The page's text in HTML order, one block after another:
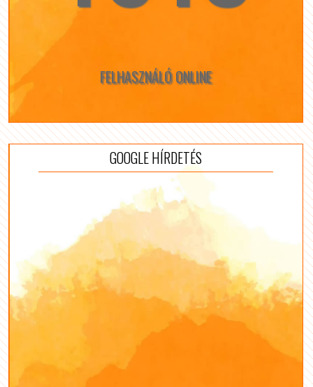
FELHASZNÁLÓ ONLINE
GOOGLE HÍRDETÉS